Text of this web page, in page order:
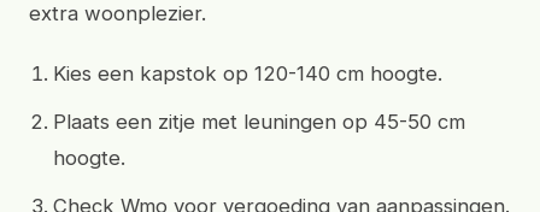
extra woonplezier.
Kies een kapstok op 120-140 cm hoogte.
Plaats een zitje met leuningen op 45-50 cm
hoogte.
Check Wmo voor vergoeding van aanpassingen.